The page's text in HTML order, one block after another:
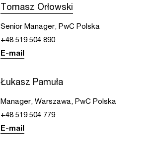
Tomasz Orłowski
Senior Manager, PwC Polska
+48 519 504 890
E-mail
Łukasz Pamuła
Manager, Warszawa, PwC Polska
+48 519 504 779
E-mail